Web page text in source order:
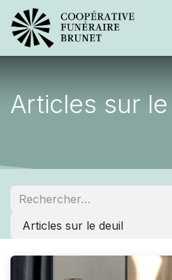
Articles sur
Articles sur le deuil